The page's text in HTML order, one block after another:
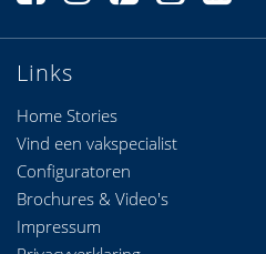
Links
Home Stories
Vind een vakspecialist
Configuratoren
Brochures & Video's
Impressum